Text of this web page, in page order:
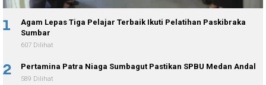
1
Agam Lepas Tiga Pelajar Terbaik Ikuti Pelatihan Paskibraka
Sumbar
607 Dilihat
2 Pertamina Patra Niaga Sumbagut Pastikan SPBU Medan Andal
589 Dilihat